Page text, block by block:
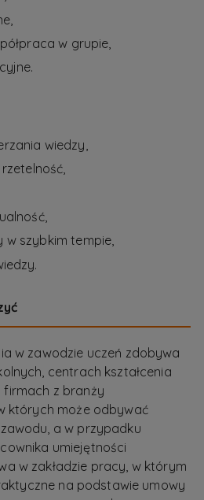
w grupie,
wiedzy,
szybkim tempie,
w zawodzie uczeń zdobywa
centrach kształcenia
z branży
których może odbywać
a w przypadku
umiejętności
w zakładzie pracy, w którym
na podstawie umowy